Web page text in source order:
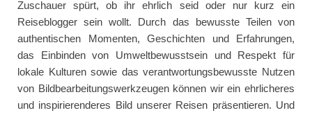
Zuschauer spürt, ob ihr ehrlich seid oder nur kurz ein
Reiseblogger sein wollt. Durch das bewusste Teilen von
authentischen Momenten, Geschichten und Erfahrungen,
das Einbinden von Umweltbewusstsein und Respekt für
lokale Kulturen sowie das verantwortungsbewusste Nutzen
von Bildbearbeitungswerkzeugen können wir ein ehrlicheres
und inspirierenderes Bild unserer Reisen präsentieren. Und